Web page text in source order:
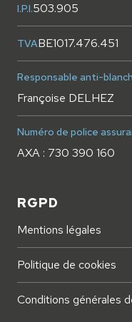
I.P.I.503.905
TVABE1017.476.451
Responsable anti-
Françoise DELHEZ
Numéro de police
AXA : 730 390 160
RGPD
Mentions légales
Politique de cookies
Conditions générales